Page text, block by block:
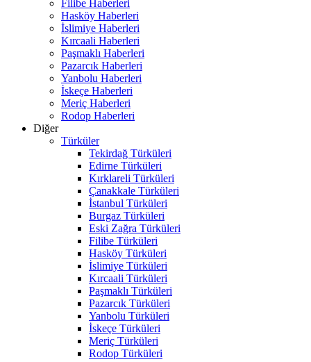
Filibe Haberleri
Hasköy Haberleri
İslimiye Haberleri
Kırcaali Haberleri
Paşmaklı Haberleri
Pazarcık Haberleri
Yanbolu Haberleri
İskeçe Haberleri
Meriç Haberleri
Rodop Haberleri
Diğer
Türküler
Tekirdağ Türküleri
Edirne Türküleri
Kırklareli Türküleri
Çanakkale Türküleri
İstanbul Türküleri
Burgaz Türküleri
Eski Zağra Türküleri
Filibe Türküleri
Hasköy Türküleri
İslimiye Türküleri
Kırcaali Türküleri
Paşmaklı Türküleri
Pazarcık Türküleri
Yanbolu Türküleri
İskeçe Türküleri
Meriç Türküleri
Rodop Türküleri